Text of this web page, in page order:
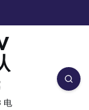
电